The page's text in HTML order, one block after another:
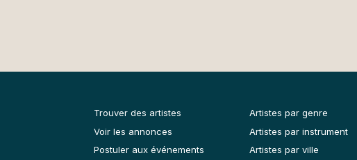
Trouver des artistes
Voir les annonces
Postuler aux événements
Artistes par genre
Artistes par instrument
Artistes par ville